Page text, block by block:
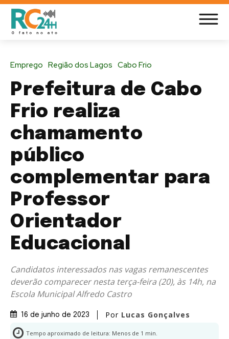
Emprego Região dos Lagos Cabo Frio
Prefeitura de Cabo
Frio realiza
chamamento
público
complementar para
Professor
Orientador
Educacional
Candidatos interessados nas vagas remanescentes
deverão comparecer nesta terça-feira (20), às 14h, na
Escola Municipal Alfredo Castro
16 de junho de 2023 Por Lucas Gonçalves
Tempo aproximado de leitura: Menos de 1 min.